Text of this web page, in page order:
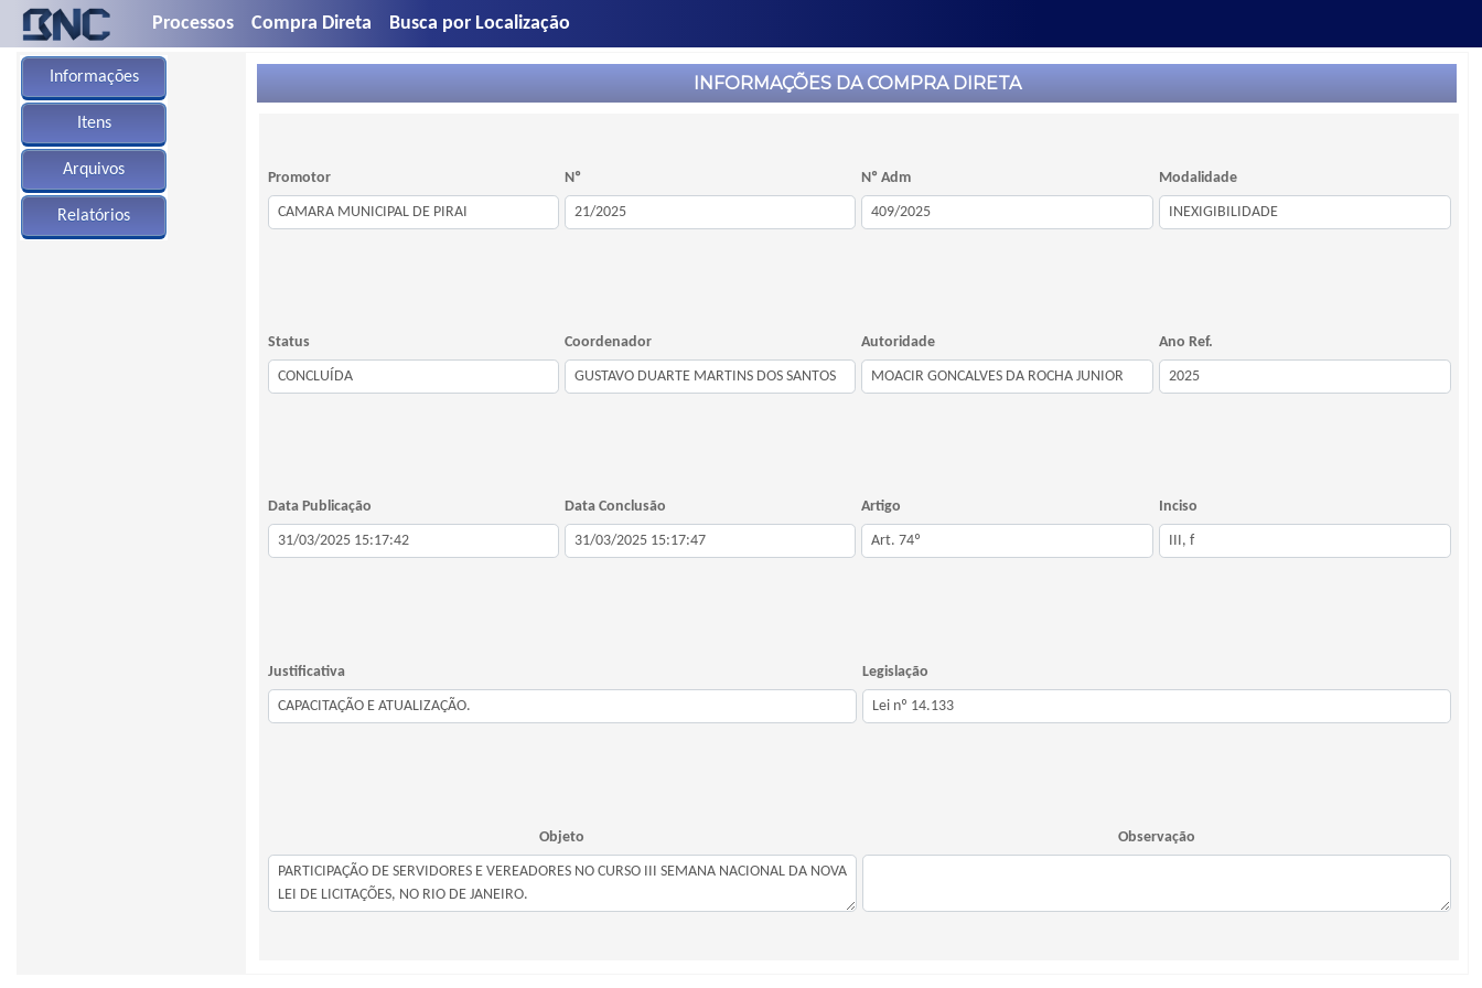
Processos Compra Direta Busca por Localização
Informações
Itens
Arquivos
Relatórios
INFORMAÇÕES DA COMPRA DIRETA
Promotor Nº Nº Adm Modalidade
Status Coordenador Autoridade Ano Ref.
Data Publicação Data Conclusão Artigo Inciso
Justificativa Legislação
Objeto Observação